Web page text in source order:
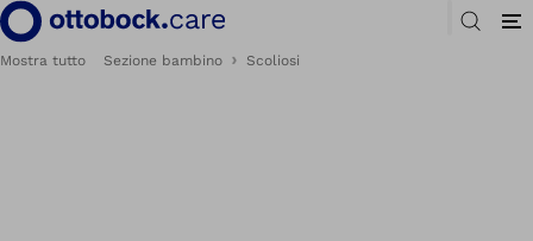
Mostra tutto Sezione bambino Scoliosi